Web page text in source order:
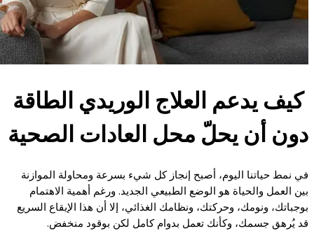
كيف يدعم العلاج الوريدي الطاقة
دون أن يحلّ محل العادات الصحية
في نمط حياتنا اليوم، أصبح إنجاز كل شيء بسرعة ومحاولة الموازنة
بين العمل والحياة هو الوضع الطبيعي الجديد. ورغم أهمية الاهتمام
بوجباتك، ونومك، وحركتك، ونظامك الغذائي، إلا أن هذا الإيقاع السريع
قد يُرهق جسمك، وكأنك تعمل بدوام كامل لكن بوقود منخفض.